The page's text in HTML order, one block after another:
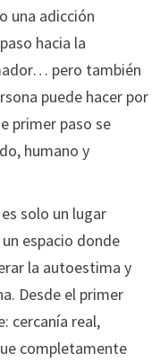
una adicción
hacia la
pero también
puede hacer por
primer paso se
humano y
solo un lugar
espacio donde
la autoestima y
Desde el primer
cercanía real,
completamente